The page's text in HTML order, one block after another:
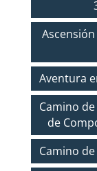
Aventura
Camino
de
Camino